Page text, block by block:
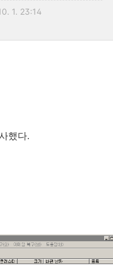
1. 23:14
했다.